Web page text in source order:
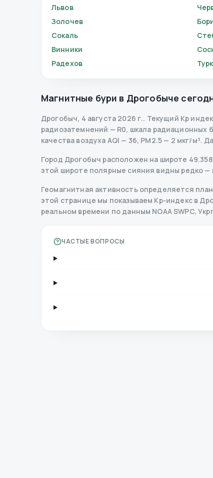
Львов
Золочев
Сокаль
Винники
Радехов
Магнитные бури в Дрогобыче
Дрогобыч, 4 августа 2026 г.. Текущий Kp
радиозатемнений — R0, шкала радиационных
качества воздуха AQI — 36, PM2.5 — 2 мкг/м³.
Город Дрогобыч расположен на широте
этой широте полярные сияния видны редко —
Геомагнитная активность определяется
этой странице мы показываем Kp-индекс в
реальном времени по данным NOAA SWPC,
ЧАСТЫЕ ВОПРОСЫ